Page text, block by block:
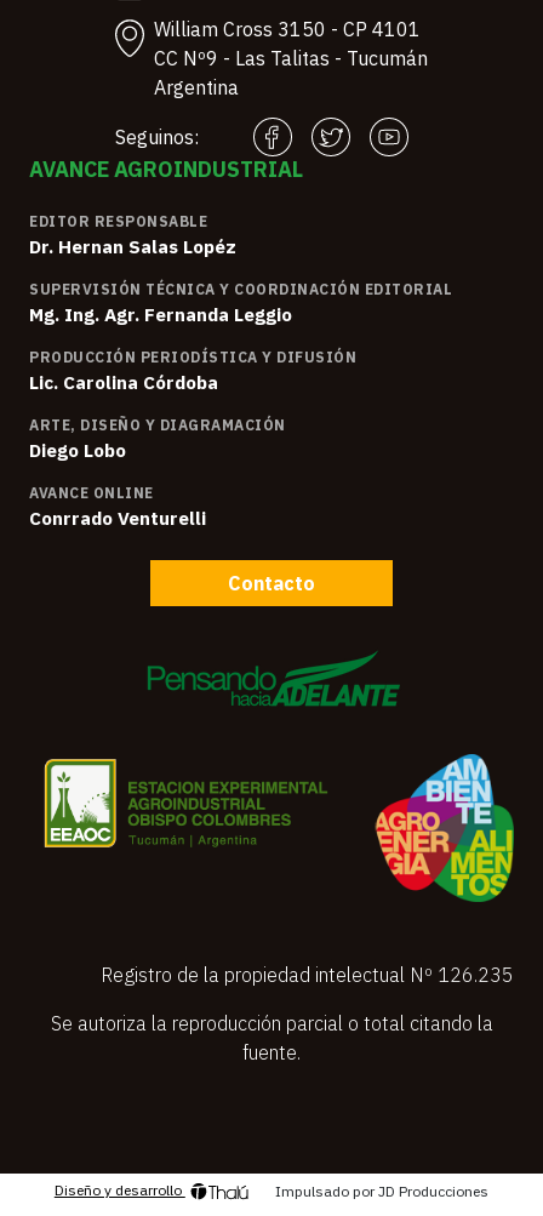
William Cross 3150 - CP 4101
CC Nº9 - Las Talitas - Tucumán
Argentina
Seguinos:
AVANCE AGROINDUSTRIAL
EDITOR RESPONSABLE
Dr. Hernan Salas Lopéz
SUPERVISIÓN TÉCNICA Y COORDINACIÓN EDITORIAL
Mg. Ing. Agr. Fernanda Leggio
PRODUCCIÓN PERIODÍSTICA Y DIFUSIÓN
Lic. Carolina Córdoba
ARTE, DISEÑO Y DIAGRAMACIÓN
Diego Lobo
AVANCE ONLINE
Conrrado Venturelli
Contacto
Registro de la propiedad intelectual Nº 126.235
Se autoriza la reproducción parcial o total citando la
fuente.
Diseño y desarrollo Impulsado por JD Producciones